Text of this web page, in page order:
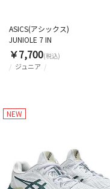
ジュニア
ASICS(アシックス)
JUNIOLE 7 IN
￥7,700(税込)
NEW